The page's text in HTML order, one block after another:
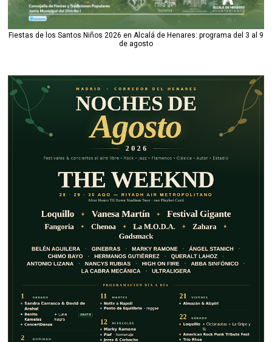
Fiestas de los Santos Niños 2026 en Alcalá de Henares: programa del 3 al 9
de agosto